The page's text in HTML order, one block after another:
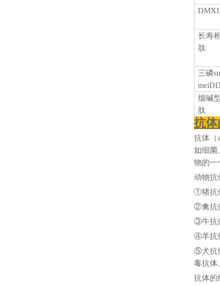
长寿
肽
三磷
烟碱
肽
抗
抗体（
如细菌
物的一
动物抗
①猪抗
②禽抗
③牛抗
④羊抗
⑤犬抗
毒抗体
抗体的